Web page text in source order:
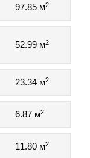
97.85 м2
52.99 м2
23.34 м2
6.87 м2
11.80 м2